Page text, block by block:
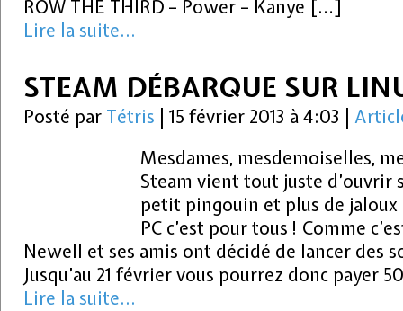
ROW THE THIRD – Power – Kanye […]
Lire la suite...
STEAM DÉBARQUE SUR
Posté par Tétris 15 février 2013 à 4:03
Mesdames, mesdemoiselles,
Steam vient tout juste d’ouvrir
petit pingouin et plus de
PC c’est pour tous ! Comme
Newell et ses amis ont décidé de lancer des
Jusqu’au 21 février vous pourrez donc payer
Lire la suite...